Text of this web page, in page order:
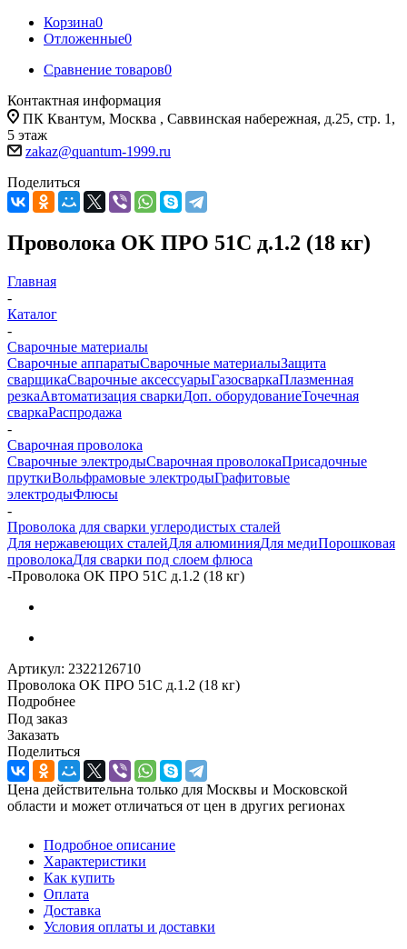
Корзина0
Отложенные0
Сравнение товаров0
Контактная информация
ПК Квантум, Москва , Саввинская набережная, д.25, стр. 1,
5 этаж
zakaz@quantum-1999.ru
Поделиться
Проволока OK ПРО 51С д.1.2 (18 кг)
Главная
-
Каталог
-
Сварочные материалы
Сварочные аппаратыСварочные материалыЗащита
сварщикаСварочные аксессуарыГазосваркаПлазменная
резкаАвтоматизация сваркиДоп. оборудованиеТочечная
сваркаРаспродажа
-
Сварочная проволока
Сварочные электродыСварочная проволокаПрисадочные
пруткиВольфрамовые электродыГрафитовые
электродыФлюсы
-
Проволока для сварки углеродистых сталей
Для нержавеющих сталейДля алюминияДля медиПорошковая
проволокаДля сварки под слоем флюса
-Проволока OK ПРО 51С д.1.2 (18 кг)
Артикул: 2322126710
Проволока OK ПРО 51С д.1.2 (18 кг)
Подробнее
Под заказ
Заказать
Поделиться
Цена действительна только для Москвы и Московской
области и может отличаться от цен в других регионах
Подробное описание
Характеристики
Как купить
Оплата
Доставка
Условия оплаты и доставки